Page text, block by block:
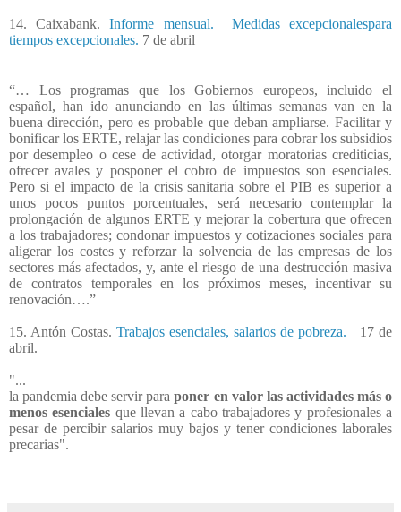
14. Caixabank.Informe mensual. Medidas excepcionalespara
tiempos excepcionales. 7 de abril
“… Los programas que los Gobiernos europeos, incluido el
español, han ido anunciando en las últimas semanas van en la
buena dirección, pero es probable que deban ampliarse. Facilitar y
bonificar los ERTE, relajar las condiciones para cobrar los subsidios
por desempleo o cese de actividad, otorgar moratorias crediticias,
ofrecer avales y posponer el cobro de impuestos son esenciales.
Pero si el impacto de la crisis sanitaria sobre el PIB es superior a
unos pocos puntos porcentuales, será necesario contemplar la
prolongación de algunos ERTE y mejorar la cobertura que ofrecen
a los trabajadores; condonar impuestos y cotizaciones sociales para
aligerar los costes y reforzar la solvencia de las empresas de los
sectores más afectados, y, ante el riesgo de una destrucción masiva
de contratos temporales en los próximos meses, incentivar su
renovación….”
15. Antón Costas. Trabajos esenciales, salarios de pobreza.
17 de
abril.
"...
la pandemia debe servir paraponer en valor las actividades más o
menos esenciales que llevan a cabo trabajadores y profesionales a
pesar de percibir salarios muy bajos y tener condiciones laborales
precarias".